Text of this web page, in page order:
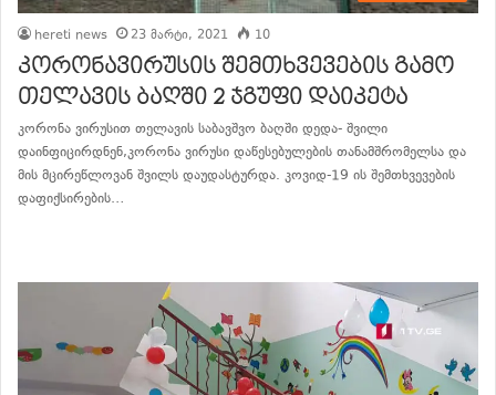
hereti news 23 მარტი, 2021 10
კორონავირუსის შემთხვევების გამო
თელავის ბაღში 2 ჯგუფი დაიკეტა
კორონა ვირუსით თელავის საბავშვო ბაღში დედა- შვილი
დაინფიცირდნენ,კორონა ვირუსი დაწესებულების თანამშრომელსა და
მის მცირეწლოვან შვილს დაუდასტურდა. კოვიდ-19 ის შემთხვევების
დაფიქსირების…